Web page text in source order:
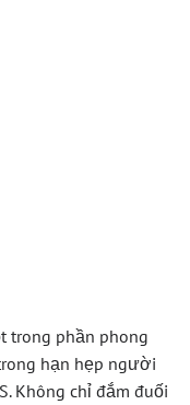
trong phần phong
hạn hẹp người
Không chỉ đắm đuối